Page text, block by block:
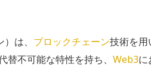
は、 ブロックチェーン技術を用
替不可能な特性を持ち、 Web3に